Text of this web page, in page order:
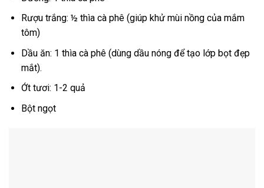
Rượu trắng: ½ thìa cà phê (giúp khử mùi nồng của mắm
tôm)
Dầu ăn: 1 thìa cà phê (dùng dầu nóng để tạo lớp bọt đẹp
mắt).
Ớt tươi: 1-2 quả
Bột ngọt